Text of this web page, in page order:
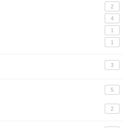
2
4
1
1
3
5
2